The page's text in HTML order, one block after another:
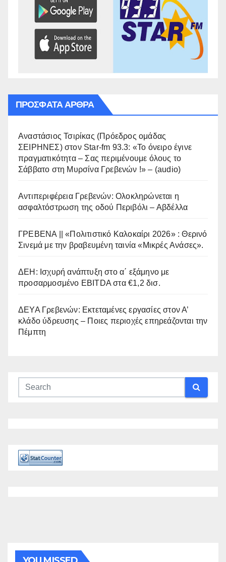
ΠΡΌΣΦΑΤΑ ΆΡΘΡΑ
Αναστάσιος Τσιρίκας (Πρόεδρος ομάδας
ΣΕΙΡΗΝΕΣ) στον Star-fm 93.3: «Το όνειρο έγινε
πραγματικότητα – Σας περιμένουμε όλους το
Σάββατο στη Μυρσίνα Γρεβενών !» – (audio)
Αντιπεριφέρεια Γρεβενών: Ολοκληρώνεται η
ασφαλτόστρωση της οδού Περιβόλι – Αβδέλλα
ΓΡΕΒΕΝΑ || «Πολιτιστικό Καλοκαίρι 2026» : Θερινό
Σινεμά με την βραβευμένη ταινία «Μικρές Ανάσες».
ΔΕΗ: Ισχυρή ανάπτυξη στο α΄ εξάμηνο με
προσαρμοσμένο EBITDA στα €1,2 δισ.
ΔΕΥΑ Γρεβενών: Εκτεταμένες εργασίες στον Α’
κλάδο ύδρευσης – Ποιες περιοχές επηρεάζονται την
Πέμπτη